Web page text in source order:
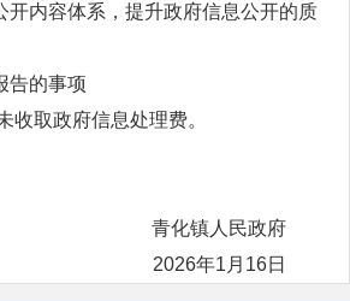
开内容体系，提升政府信息公开的质
告的事项
收取政府信息处理费。
青化镇人民政府
2026年1月16日